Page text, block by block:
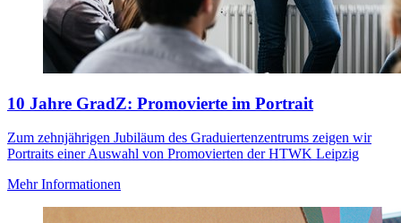
10 Jahre GradZ: Promovierte im Portrait
Zum zehnjährigen Jubiläum des Graduiertenzentrums zeigen wir
Portraits einer Auswahl von Promovierten der HTWK Leipzig
Mehr Informationen